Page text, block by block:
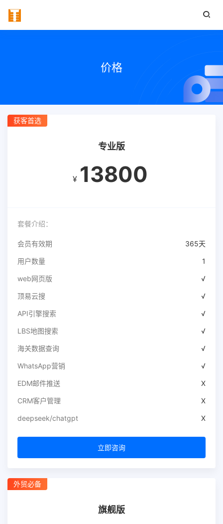
价格
专业版
获客首选
¥ 13800
套餐介绍：
会员有效期 365天
用户数量 1
web网页版 √
顶易云搜 √
API引擎搜索 √
LBS地图搜索 √
海关数据查询 √
WhatsApp营销 √
EDM邮件推送 X
CRM客户管理 X
deepseek/chatgpt X
立即咨询
旗舰版
外贸必备